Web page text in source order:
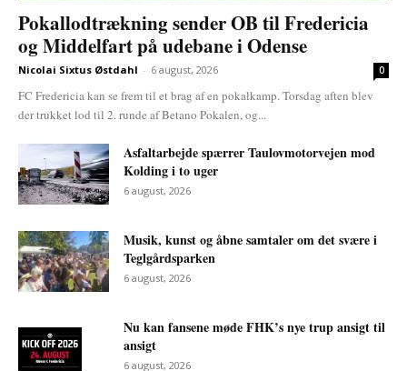
Pokallodtrækning sender OB til Fredericia
og Middelfart på udebane i Odense
Nicolai Sixtus Østdahl - 6 august, 2026 0
FC Fredericia kan se frem til et brag af en pokalkamp. Torsdag aften blev
der trukket lod til 2. runde af Betano Pokalen, og...
Asfaltarbejde spærrer Taulovmotorvejen mod
Kolding i to uger
6 august, 2026
Musik, kunst og åbne samtaler om det svære i
Teglgårdsparken
6 august, 2026
Nu kan fansene møde FHK’s nye trup ansigt til
ansigt
6 august, 2026